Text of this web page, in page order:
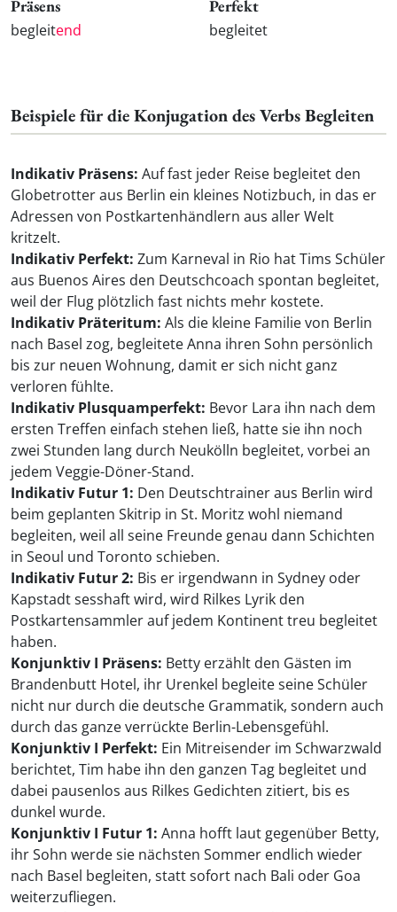
Präsens
begleitend
Perfekt
begleitet
Beispiele für die Konjugation des Verbs Begleiten
Indikativ Präsens: Auf fast jeder Reise begleitet den
Globetrotter aus Berlin ein kleines Notizbuch, in das er
Adressen von Postkartenhändlern aus aller Welt
kritzelt.
Indikativ Perfekt: Zum Karneval in Rio hat Tims Schüler
aus Buenos Aires den Deutschcoach spontan begleitet,
weil der Flug plötzlich fast nichts mehr kostete.
Indikativ Präteritum: Als die kleine Familie von Berlin
nach Basel zog, begleitete Anna ihren Sohn persönlich
bis zur neuen Wohnung, damit er sich nicht ganz
verloren fühlte.
Indikativ Plusquamperfekt: Bevor Lara ihn nach dem
ersten Treffen einfach stehen ließ, hatte sie ihn noch
zwei Stunden lang durch Neukölln begleitet, vorbei an
jedem Veggie-Döner-Stand.
Indikativ Futur 1: Den Deutschtrainer aus Berlin wird
beim geplanten Skitrip in St. Moritz wohl niemand
begleiten, weil all seine Freunde genau dann Schichten
in Seoul und Toronto schieben.
Indikativ Futur 2: Bis er irgendwann in Sydney oder
Kapstadt sesshaft wird, wird Rilkes Lyrik den
Postkartensammler auf jedem Kontinent treu begleitet
haben.
Konjunktiv I Präsens: Betty erzählt den Gästen im
Brandenbutt Hotel, ihr Urenkel begleite seine Schüler
nicht nur durch die deutsche Grammatik, sondern auch
durch das ganze verrückte Berlin-Lebensgefühl.
Konjunktiv I Perfekt: Ein Mitreisender im Schwarzwald
berichtet, Tim habe ihn den ganzen Tag begleitet und
dabei pausenlos aus Rilkes Gedichten zitiert, bis es
dunkel wurde.
Konjunktiv I Futur 1: Anna hofft laut gegenüber Betty,
ihr Sohn werde sie nächsten Sommer endlich wieder
nach Basel begleiten, statt sofort nach Bali oder Goa
weiterzufliegen.